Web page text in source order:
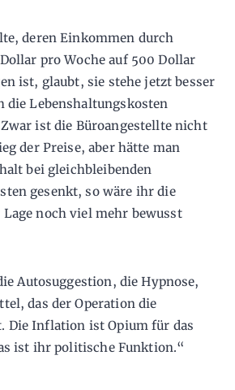
deren Einkommen durch
pro Woche auf 500 Dollar
ist, glaubt, sie stehe jetzt besser
die Lebenshaltungskosten
ist die Büroangestellte nicht
der Preise, aber hätte man
bei gleichbleibenden
gesenkt, so wäre ihr die
noch viel mehr bewusst
Autosuggestion, die Hypnose,
das der Operation die
Die Inflation ist Opium für das
ist ihr politische Funktion.“